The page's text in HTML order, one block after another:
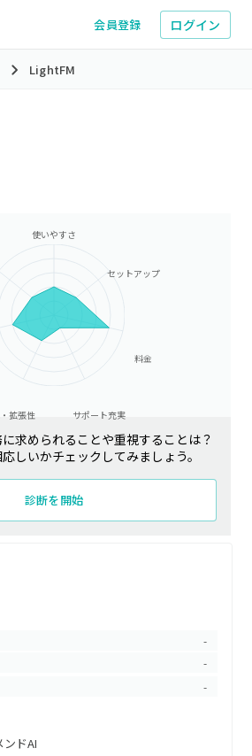
会員登録 ログイン
LightFM
使いやすさ
セットアップ
料金
サポート充実
拡張性
求められることや重視することは？
しいかチェックしてみましょう。
診断を開始
-
-
-
ンドAI